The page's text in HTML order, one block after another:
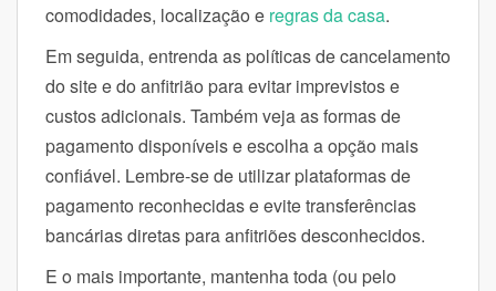
comodidades, localização e regras da casa.
Em seguida, entrenda as políticas de cancelamento
do site e do anfitrião para evitar imprevistos e
custos adicionais. Também veja as formas de
pagamento disponíveis e escolha a opção mais
confiável. Lembre-se de utilizar plataformas de
pagamento reconhecidas e evite transferências
bancárias diretas para anfitriões desconhecidos.
E o mais importante, mantenha toda (ou pelo